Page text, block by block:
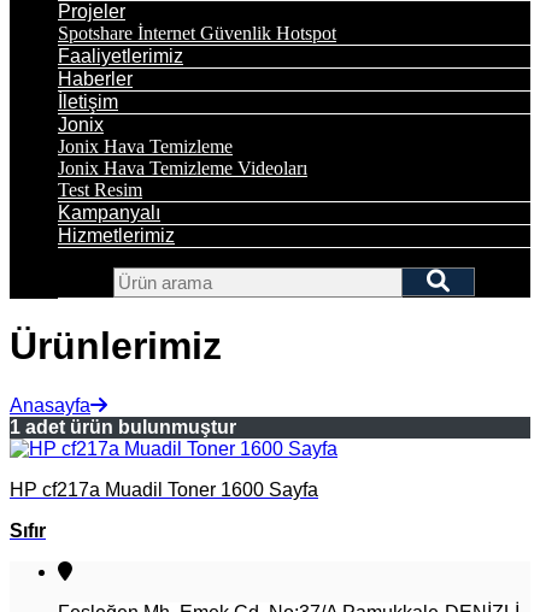
Projeler
Spotshare İnternet Güvenlik Hotspot
Faaliyetlerimiz
Haberler
İletişim
Jonix
Jonix Hava Temizleme
Jonix Hava Temizleme Videoları
Test Resim
Kampanyalı
Hizmetlerimiz
Ürünlerimiz
Anasayfa
1 adet ürün bulunmuştur
HP cf217a Muadil Toner 1600 Sayfa
Sıfır